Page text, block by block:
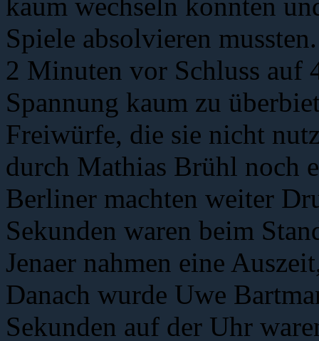
Spiele absolvieren
2 Minuten vor Schluss auf
Spannung kaum zu
Freiwürfe, die sie nicht
durch Mathias Brühl noch
Berliner machten weiter
Sekunden waren beim
Jenaer nahmen eine
Danach wurde Uwe
Sekunden auf der Uhr